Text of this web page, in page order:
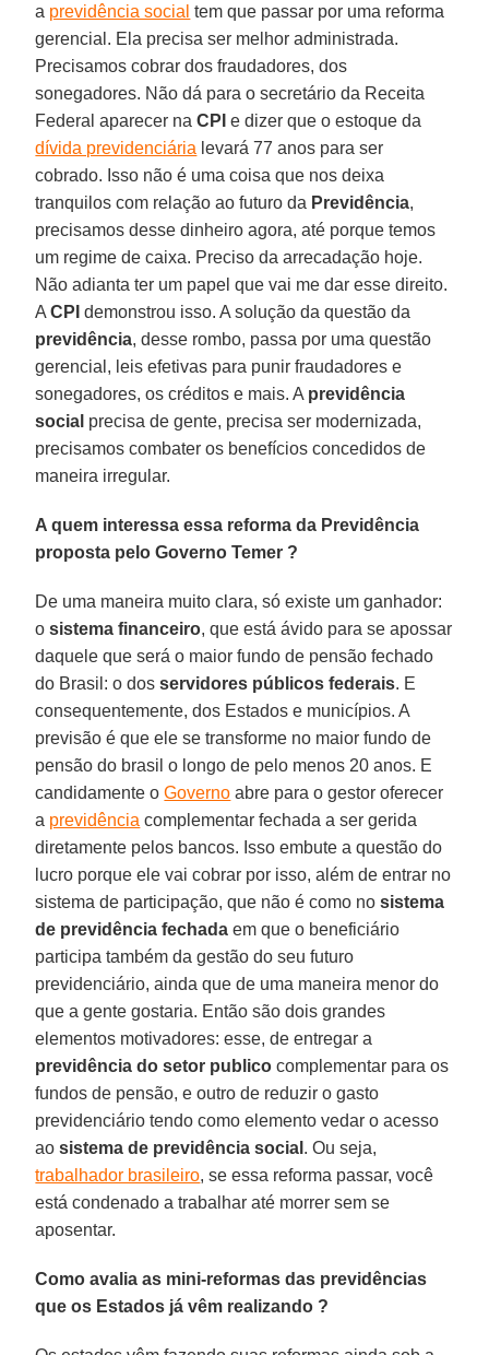
a previdência social tem que passar por uma reforma
gerencial. Ela precisa ser melhor administrada.
Precisamos cobrar dos fraudadores, dos
sonegadores. Não dá para o secretário da Receita
Federal aparecer naCPI e dizer que o estoque da
dívida previdenciária levará 77 anos para ser
cobrado. Isso não é uma coisa que nos deixa
tranquilos com relação ao futuro da Previdência,
precisamos desse dinheiro agora, até porque temos
um regime de caixa. Preciso da arrecadação hoje.
Não adianta ter um papel que vai me dar esse direito.
ACPI demonstrou isso. A solução da questão da
previdência, desse rombo, passa por uma questão
gerencial, leis efetivas para punir fraudadores e
sonegadores, os créditos e mais. A previdência
social precisa de gente, precisa ser modernizada,
precisamos combater os benefícios concedidos de
maneira irregular.
A quem interessa essa reforma da Previdência
proposta pelo Governo Temer ?
De uma maneira muito clara, só existe um ganhador:
osistema financeiro, que está ávido para se apossar
daquele que será o maior fundo de pensão fechado
do Brasil: o dosservidores públicos federais. E
consequentemente, dos Estados e municípios. A
previsão é que ele se transforme no maior fundo de
pensão do brasil o longo de pelo menos 20 anos. E
candidamente oGoverno abre para o gestor oferecer
a previdência complementar fechada a ser gerida
diretamente pelos bancos. Isso embute a questão do
lucro porque ele vai cobrar por isso, além de entrar no
sistema de participação, que não é como nosistema
de previdência fechada em que o beneficiário
participa também da gestão do seu futuro
previdenciário, ainda que de uma maneira menor do
que a gente gostaria. Então são dois grandes
elementos motivadores: esse, de entregar a
previdência do setor publico complementar para os
fundos de pensão, e outro de reduzir o gasto
previdenciário tendo como elemento vedar o acesso
aosistema de previdência social . Ou seja,
trabalhador brasileiro, se essa reforma passar, você
está condenado a trabalhar até morrer sem se
aposentar.
Como avalia as mini-reformas das previdências
que os Estados já vêm realizando ?